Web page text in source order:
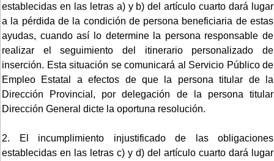
establecidas en las letras a) y b) del artículo cuarto dará lugar
a la pérdida de la condición de persona beneficiaria de estas
ayudas, cuando así lo determine la persona responsable de
realizar el seguimiento del itinerario personalizado de
inserción. Esta situación se comunicará al Servicio Público de
Empleo Estatal a efectos de que la persona titular de la
Dirección Provincial, por delegación de la persona titular
Dirección General dicte la oportuna resolución.
2. El incumplimiento injustificado de las obligaciones
establecidas en las letras c) y d) del artículo cuarto dará lugar